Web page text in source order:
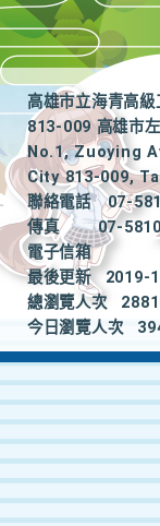
高雄市立海青高
813-009 高雄市
No.1, Zuoying
City 813-009,
聯絡電話
07-
傳真
07-
電子信箱
最後更新
2019-
總瀏覽人次
今日瀏覽人次